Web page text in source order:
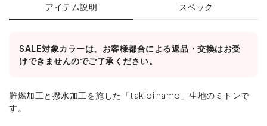
アイテム説明 スペック
SALE対象カラーは、お客様都合による返品・交換はお受
けできませんのでご了承ください。
難燃加工と撥水加工を施した「takibi hamp」生地のミトンで
す。